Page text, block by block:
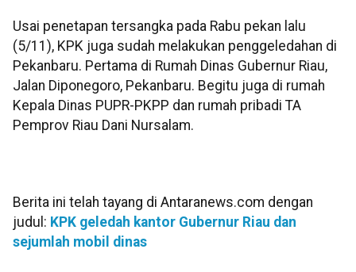
Usai penetapan tersangka pada Rabu pekan lalu
(5/11), KPK juga sudah melakukan penggeledahan di
Pekanbaru. Pertama di Rumah Dinas Gubernur Riau,
Jalan Diponegoro, Pekanbaru. Begitu juga di rumah
Kepala Dinas PUPR-PKPP dan rumah pribadi TA
Pemprov Riau Dani Nursalam.
Berita ini telah tayang di Antaranews.com dengan
judul: KPK geledah kantor Gubernur Riau dan
sejumlah mobil dinas